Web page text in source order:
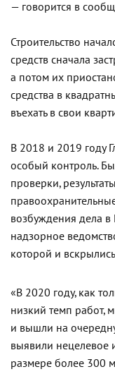
— говорится в
Строительство
средств сначала
а потом их
средства в
въехать в свои
В 2018 и 2019 году
особый контроль.
проверки,
возбуждения дела
надзорное
которой и
«В 2020 году, как
низкий темп работ,
и вышли на
выявили нецелевое
размере более 300